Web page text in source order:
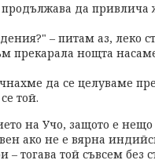
да привлича
– питам аз, леко
прекарала нощта
да се целуваме
той.
на Учо, защото е нещо
ако не е вярна
– тогава той съвсем без